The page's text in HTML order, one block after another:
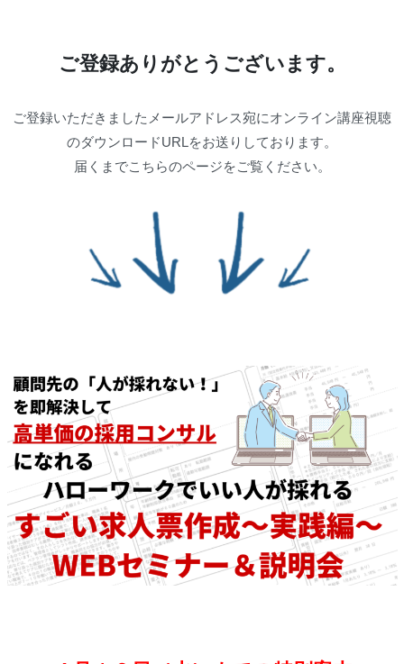
ご登録ありがとうございます。
ご登録いただきましたメールアドレス宛にオンライン講座視聴
のダウンロードURLをお送りしております。
届くまでこちらのページをご覧ください。